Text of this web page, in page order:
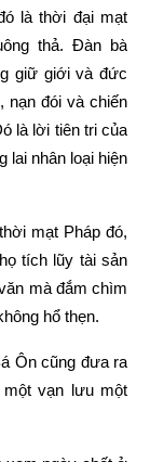
là thời đại mạt
thả. Đàn bà
giữ giới và đức
nạn đói và chiến
là lời tiên tri của
lai nhân loại hiện
mạt Pháp đó,
tích lũy tài sản
mà đắm chìm
hổ thẹn.
Ôn cũng đưa ra
một vạn lưu một